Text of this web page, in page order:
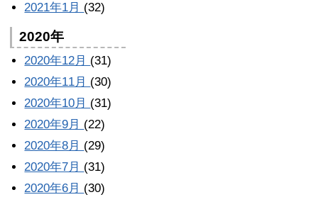
2021年1月 (32)
2020年
2020年12月 (31)
2020年11月 (30)
2020年10月 (31)
2020年9月 (22)
2020年8月 (29)
2020年7月 (31)
2020年6月 (30)